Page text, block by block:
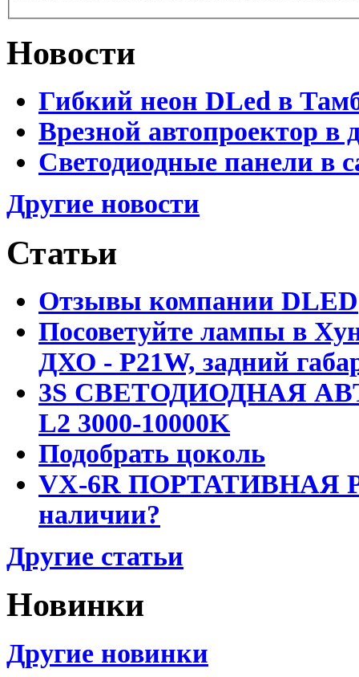
Новости
Гибкий неон DLed в
Врезной автопроектор в
Светодиодные панели в
Другие новости
Статьи
Отзывы компании DLED
Посоветуйте лампы в
ДХО - P21W, задний
3S СВЕТОДИОДНАЯ
L2 3000-10000K
Подобрать цоколь
VX-6R ПОРТАТИВНАЯ
наличии?
Другие статьи
Новинки
Другие новинки